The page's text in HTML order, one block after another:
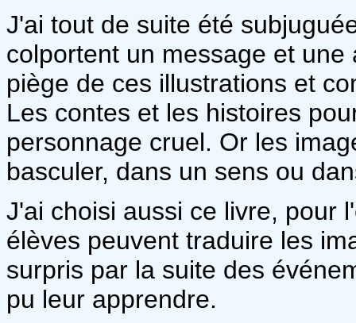
J'ai tout de suite été
colportent un message et
piège de ces illustrations et
Les contes et les histoires
personnage cruel. Or les
basculer, dans un sens ou
J'ai choisi aussi ce livre, pour
élèves peuvent traduire les
surpris par la suite des
pu leur apprendre.